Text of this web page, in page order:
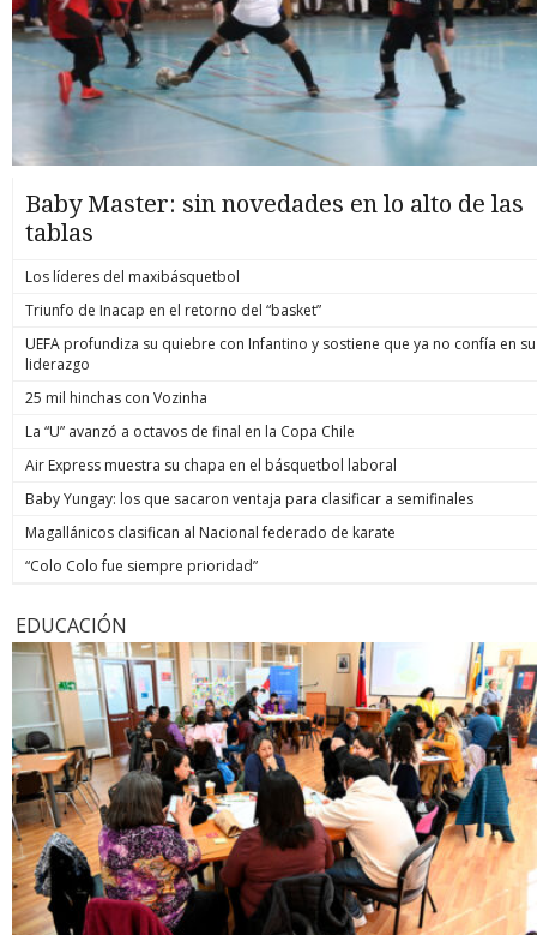
Baby Master: sin novedades en lo alto de las
tablas
Los líderes del maxibásquetbol
Triunfo de Inacap en el retorno del “basket”
UEFA profundiza su quiebre con Infantino y sostiene que ya no confía en su
liderazgo
25 mil hinchas con Vozinha
La “U” avanzó a octavos de final en la Copa Chile
Air Express muestra su chapa en el básquetbol laboral
Baby Yungay: los que sacaron ventaja para clasificar a semifinales
Magallánicos clasifican al Nacional federado de karate
“Colo Colo fue siempre prioridad”
EDUCACIÓN